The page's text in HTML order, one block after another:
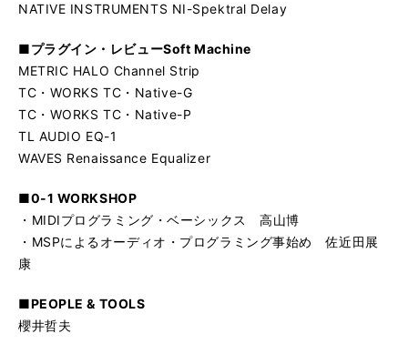
NATIVE INSTRUMENTS NI-Spektral Delay
■プラグイン・レビューSoft Machine
METRIC HALO Channel Strip
TC・WORKS TC・Native-G
TC・WORKS TC・Native-P
TL AUDIO EQ-1
WAVES Renaissance Equalizer
■0-1 WORKSHOP
・MIDIプログラミング・ベーシックス 高山博
・MSPによるオーディオ・プログラミング事始め 佐近田展
康
■PEOPLE & TOOLS
櫻井哲夫